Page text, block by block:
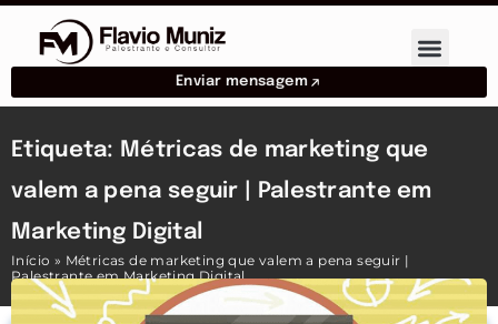
Enviar mensagem
Etiqueta: Métricas de marketing que
valem a pena seguir | Palestrante em
Marketing Digital
Início » Métricas de marketing que valem a pena seguir |
Palestrante em Marketing Digital